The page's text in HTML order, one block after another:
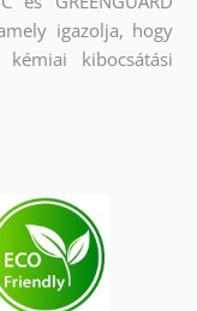
igazolja, hogy
kibocsátási